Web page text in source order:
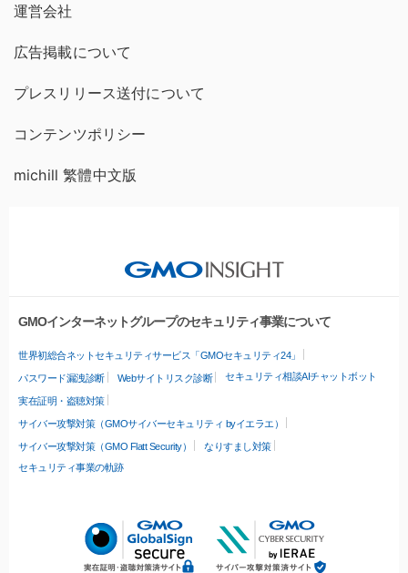
運営会社
広告掲載について
プレスリリース送付について
コンテンツポリシー
michill 繁體中文版
GMOインターネットグループのセキュリティ事業について
世界初総合ネットセキュリティサービス「GMOセキュリティ24」
パスワード漏洩診断 Webサイトリスク診断 セキュリティ相談AIチャットボット
実在証明・盗聴対策
サイバー攻撃対策（GMOサイバーセキュリティ byイエラエ）
サイバー攻撃対策（GMO Flatt Security）
なりすまし対策
セキュリティ事業の軌跡